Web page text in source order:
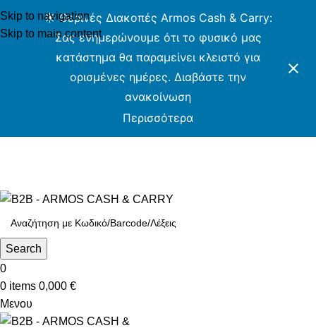
Skip to navigation
Skip to main content
☀️ Θερινές Διακοπές Armos Cash & Carry:
Σας ενημερώνουμε ότι το φυσικό μας
κατάστημα θα παραμείνει κλειστό για
ορισμένες ημέρες. Διαβάστε την
ανακοίνωση
Περισσότερα
Search
0
0 items 0,000 €
Μενου